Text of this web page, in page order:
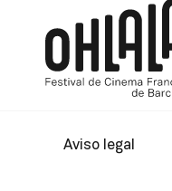
Aviso legal